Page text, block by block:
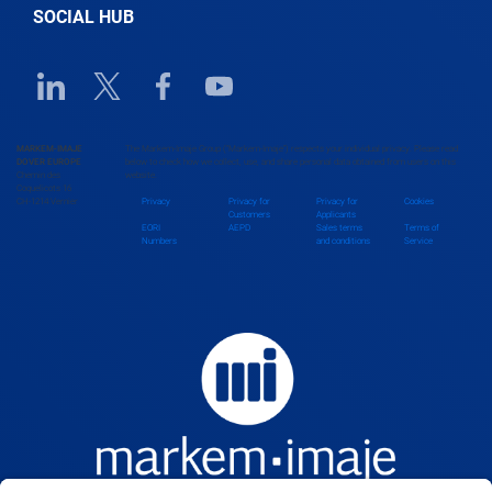
Bolivia
Brunei Darussalam
SOCIAL HUB
Linkedin URL link
Twitter URL linkFacebook URL link
Youtube URL link
MARKEM-IMAJE
DOVER EUROPE
Chemin des
Coquelicots 16
CH-1214 Vernier
The Markem-Imaje Group (“Markem-Imaje”) respects your individual privacy. Please read
below to check how we collect, use, and share personal data obtained from users on this
website.
Privacy
Privacy for
Customers
Privacy for
Applicants
Cookies
EORI
Numbers
AEPD
Sales terms
and conditions
Terms of
Service